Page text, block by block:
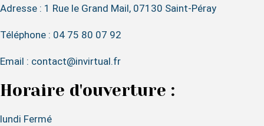
Adresse : 1 Rue le Grand Mail, 07130 Saint-Péray
Téléphone : 04 75 80 07 92
Email : contact@invirtual.fr
Horaire d'ouverture :
lundi Fermé